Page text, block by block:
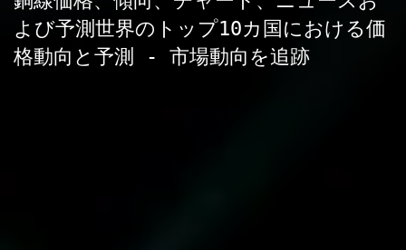
よび予測世界のトップ10カ国における価
格動向と予測 - 市場動向を追跡